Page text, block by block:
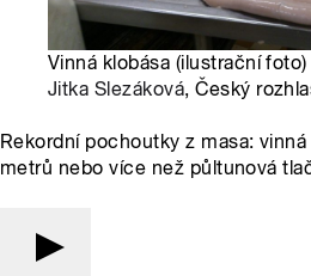
Vinná klobása (ilustrační
Jitka Slezáková, Český
Rekordní pochoutky z masa:
metrů nebo více než půltunová